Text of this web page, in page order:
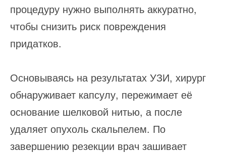
процедуру нужно выполнять аккуратно,
чтобы снизить риск повреждения
придатков.
Основываясь на результатах УЗИ, хирург
обнаруживает капсулу, пережимает её
основание шелковой нитью, а после
удаляет опухоль скальпелем. По
завершению резекции врач зашивает